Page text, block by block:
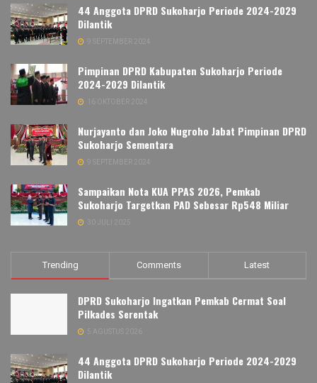
44 Anggota DPRD Sukoharjo Periode 2024-2029
Dilantik
9 SEPTEMBER 2024
Pimpinan DPRD Kabupaten Sukoharjo Periode
2024-2029 Dilantik
16 OKTOBER 2024
Nurjayanto dan Joko Nugroho Jabat Pimpinan DPRD
Sukoharjo Sementara
9 SEPTEMBER 2024
Sampaikan Nota KUA PPAS 2026, Pemkab
Sukoharjo Targetkan PAD Sebesar Rp548 Miliar
30 JULI 2025
Trending Comments Latest
DPRD Sukoharjo Ingatkan Pemkab Cermat Soal
Pilkades Serentak
5 AGUSTUS 2026
44 Anggota DPRD Sukoharjo Periode 2024-2029
Dilantik